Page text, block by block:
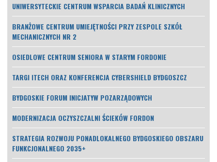
UNIWERSYTECKIE CENTRUM WSPARCIA BADAŃ KLINICZNYCH
BRANŻOWE CENTRUM UMIEJĘTNOŚCI PRZY ZESPOLE SZKÓŁ
MECHANICZNYCH NR 2
OSIEDLOWE CENTRUM SENIORA W STARYM FORDONIE
TARGI ITECH ORAZ KONFERENCJA CYBERSHIELD BYDGOSZCZ
BYDGOSKIE FORUM INICJATYW POZARZĄDOWYCH
MODERNIZACJA OCZYSZCZALNI ŚCIEKÓW FORDON
STRATEGIA ROZWOJU PONADLOKALNEGO BYDGOSKIEGO OBSZARU
FUNKCJONALNEGO 2035+